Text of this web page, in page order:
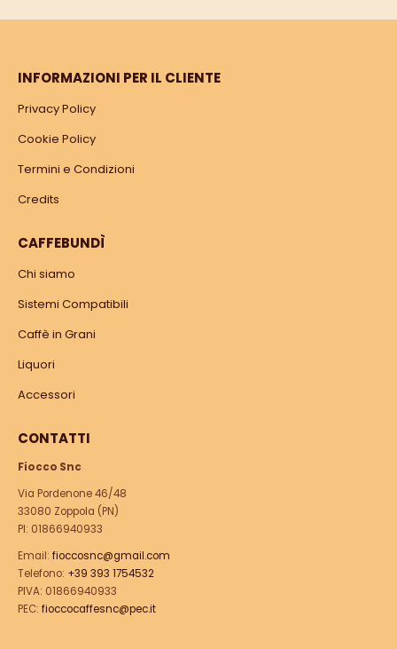
INFORMAZIONI PER IL CLIENTE
Privacy Policy
Cookie Policy
Termini e Condizioni
Credits
CAFFEBUNDÌ
Chi siamo
Sistemi Compatibili
Caffè in Grani
Liquori
Accessori
CONTATTI
Fiocco Snc
Via Pordenone 46/48
33080 Zoppola (PN)
PI: 01866940933
Email: fioccosnc@gmail.com
Telefono: +39 393 1754532
PIVA: 01866940933
PEC: fioccocaffesnc@pec.it